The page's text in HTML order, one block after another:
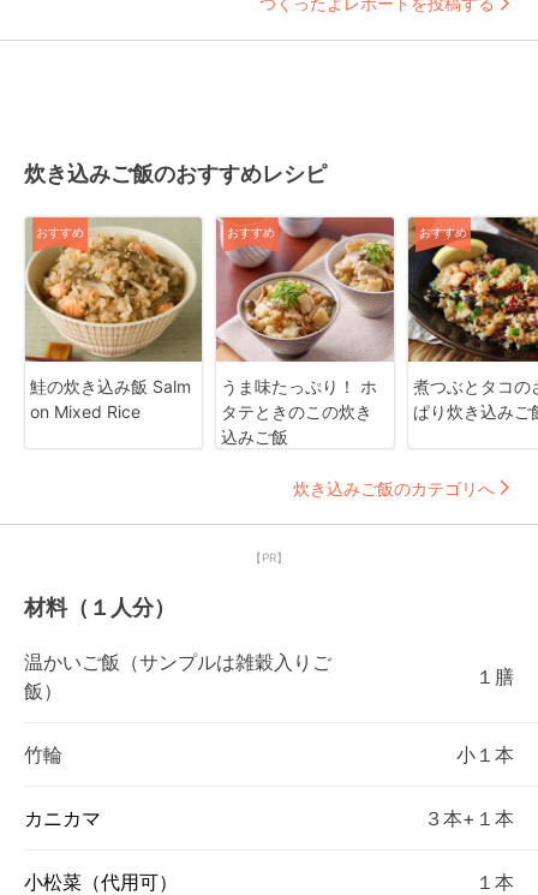
炊き込みご飯のおすすめレシピ
おすすめ
鮭の炊き込み飯 Salm
on Mixed Rice
おすすめ
うま味たっぷり！ ホ
タテときのこの炊き
込みご飯
おすすめ
煮つぶとタコの
ぱり炊き込みご
炊き込みご飯のカテゴリへ
【PR】
材料（１人分）
温かいご飯（サンプルは雑穀入りご
飯）
１膳
竹輪 小１本
カニカマ ３本+１本
小松菜（代用可） １本